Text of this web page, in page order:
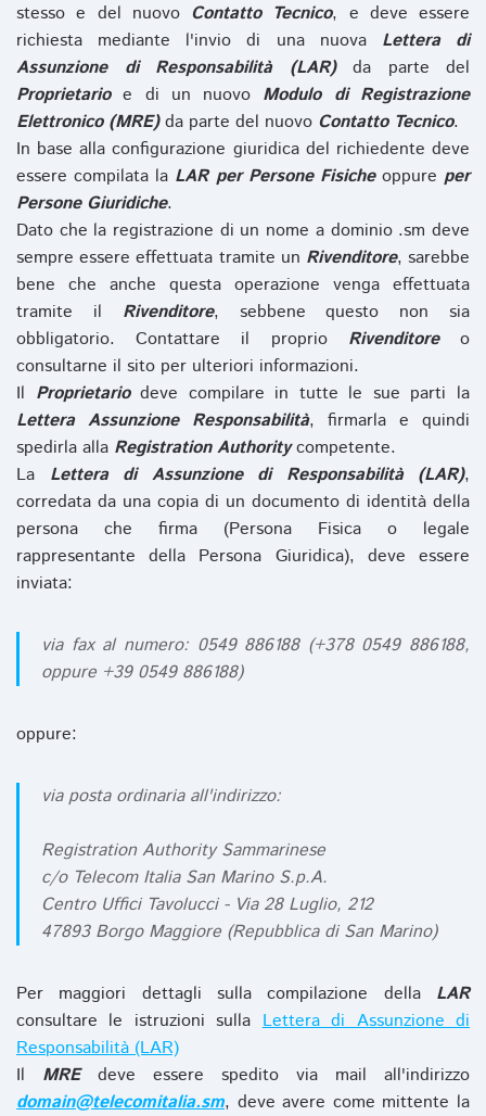
stesso e del nuovo Contatto Tecnico, e deve essere
richiesta mediante l'invio di una nuova Lettera di
Assunzione di Responsabilità (LAR)da parte del
Proprietarioe di un nuovo Modulo di Registrazione
Elettronico (MRE)da parte del nuovo Contatto Tecnico.
In base alla configurazione giuridica del richiedente deve
essere compilata la LAR per Persone Fisicheoppure per
Persone Giuridiche.
Dato che la registrazione di un nome a dominio .sm deve
sempre essere effettuata tramite un Rivenditore, sarebbe
bene che anche questa operazione venga effettuata
tramite il Rivenditore, sebbene questo non sia
obbligatorio. Contattare il proprio Rivenditoreo
consultarne il sito per ulteriori informazioni.
Il Proprietariodeve compilare in tutte le sue parti la
Lettera Assunzione Responsabilità, firmarla e quindi
spedirla alla Registration Authoritycompetente.
La Lettera di Assunzione di Responsabilità (LAR),
corredata da una copia di un documento di identità della
persona che firma (Persona Fisica o legale
rappresentante della Persona Giuridica), deve essere
inviata:
via fax al numero: 0549 886188 (+378 0549 886188,
oppure +39 0549 886188)
oppure:
via posta ordinaria all'indirizzo:
Registration Authority Sammarinese
c/o Telecom Italia San Marino S.p.A.
Centro Uffici Tavolucci - Via 28 Luglio, 212
47893 Borgo Maggiore (Repubblica di San Marino)
Per maggiori dettagli sulla compilazione della LAR
consultare le istruzioni sullaLettera di Assunzione di
Responsabilità (LAR)
Il MREdeve essere spedito via mail all'indirizzo
domain@telecomitalia.sm, deve avere come mittente la